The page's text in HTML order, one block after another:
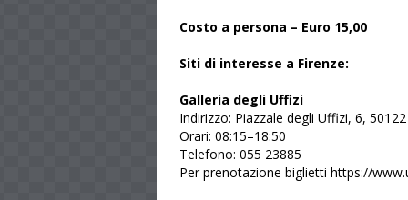
Costo a persona – Euro 15,00
Siti di interesse a Firenze:
Galleria degli Uffizi
Indirizzo: Piazzale degli Uffizi, 6,
Orari: 08:15–18:50
Telefono: 055 23885
Per prenotazione biglietti https://